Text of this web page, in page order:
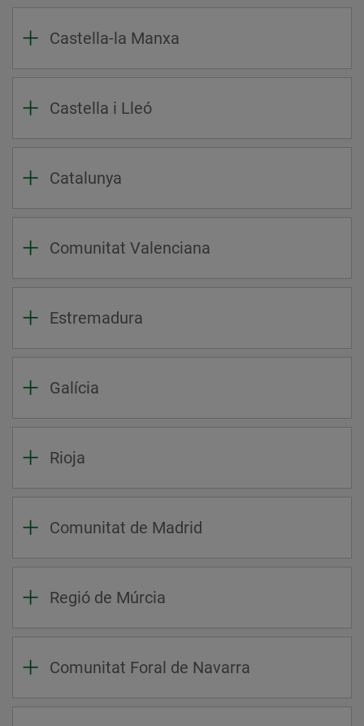
Castella-la Manxa
Castella i Lleó
Catalunya
Comunitat Valenciana
Estremadura
Galícia
Rioja
Comunitat de Madrid
Regió de Múrcia
Comunitat Foral de Navarra